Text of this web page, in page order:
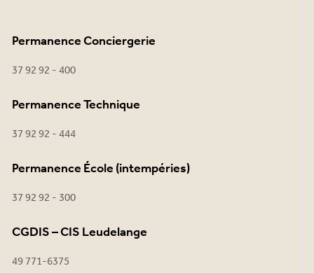
Permanence Conciergerie
37 92 92 - 400
Permanence Technique
37 92 92 - 444
Permanence École (intempéries)
37 92 92 - 300
CGDIS – CIS Leudelange
49 771-6375